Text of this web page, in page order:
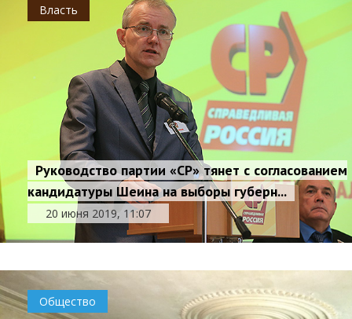
Власть
Руководство партии «СР» тянет с согласованием
кандидатуры Шеина на выборы губерн...
20 июня 2019, 11:07
Общество